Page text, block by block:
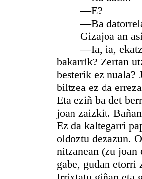
—E?
—Ba
Gizajoa an asi
—Ia, ia, ekatzu.
bakarrik? Zertan
besterik ez nuala?
biltzea ez da
Eta eziñ ba det
joan zaizkit.
Ez da kaltegarri
oldoztu dezazun.
nitzanean (zu
gabe, gudan